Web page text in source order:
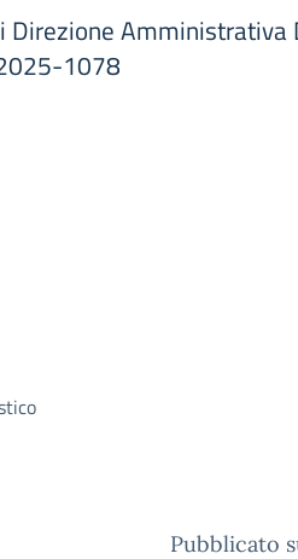
Direzione
1078
Pubblicato